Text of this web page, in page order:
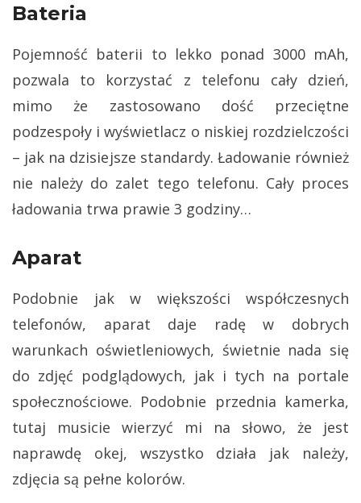
Bateria
Pojemność baterii to lekko ponad 3000 mAh,
pozwala to korzystać z telefonu cały dzień,
mimo że zastosowano dość przeciętne
podzespoły i wyświetlacz o niskiej rozdzielczości
– jak na dzisiejsze standardy. Ładowanie również
nie należy do zalet tego telefonu. Cały proces
ładowania trwa prawie 3 godziny…
Aparat
Podobnie jak w większości współczesnych
telefonów, aparat daje radę w dobrych
warunkach oświetleniowych, świetnie nada się
do zdjęć podglądowych, jak i tych na portale
społecznościowe. Podobnie przednia kamerka,
tutaj musicie wierzyć mi na słowo, że jest
naprawdę okej, wszystko działa jak należy,
zdjęcia są pełne kolorów.